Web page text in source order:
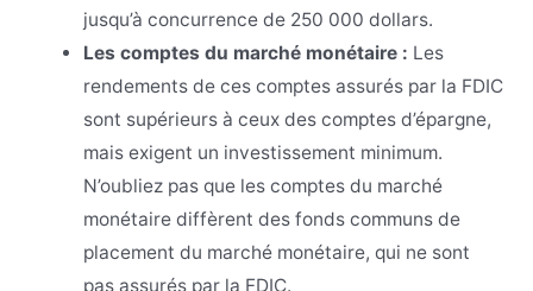
jusqu’à concurrence de 250 000 dollars.
Les comptes du marché monétaire : Les
rendements de ces comptes assurés par la FDIC
sont supérieurs à ceux des comptes d’épargne,
mais exigent un investissement minimum.
N’oubliez pas que les comptes du marché
monétaire diffèrent des fonds communs de
placement du marché monétaire, qui ne sont
pas assurés par la FDIC.